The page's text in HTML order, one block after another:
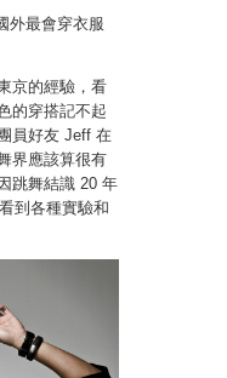
外最會穿衣服
京的經驗，看
的穿搭記不起
員好友 Jeff 在
界應該算很有
跳舞結識 20 年
到各種實驗和